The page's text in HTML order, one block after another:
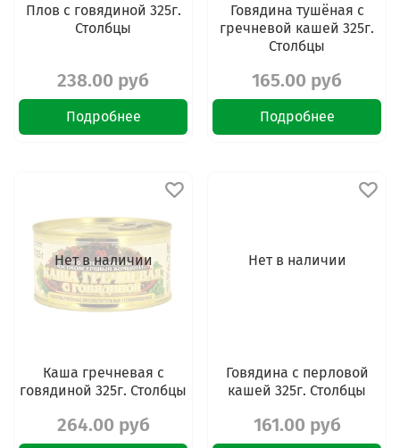
Плов с говядиной 325г.
Столбцы
238.00 руб
Подробнее
Говядина тушёная с
гречневой кашей 325г.
Столбцы
165.00 руб
Подробнее
Нет в наличии
Каша гречневая с
говядиной 325г. Столбцы
264.00 руб
Нет в наличии
Говядина с перловой
кашей 325г. Столбцы
161.00 руб